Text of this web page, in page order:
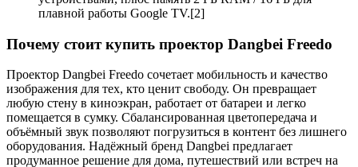
плавной работы Google TV.[2]
Почему стоит купить проектор Dangbei Freedo
Проектор Dangbei Freedo сочетает мобильность и качество
изображения для тех, кто ценит свободу. Он превращает
любую стену в киноэкран, работает от батареи и легко
помещается в сумку. Сбалансированная цветопередача и
объёмный звук позволяют погрузиться в контент без лишнего
оборудования. Надёжный бренд Dangbei предлагает
продуманное решение для дома, путешествий или встреч на